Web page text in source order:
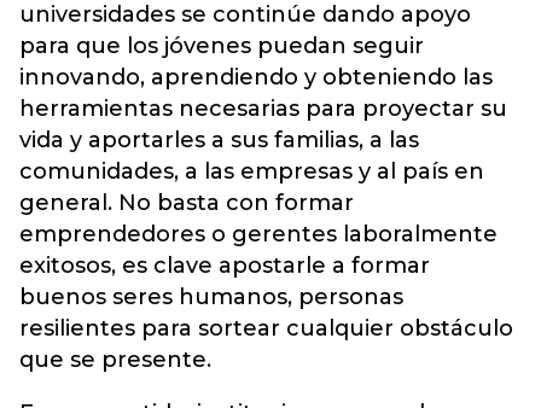
universidades se continúe dando apoyo
para que los jóvenes puedan seguir
innovando, aprendiendo y obteniendo las
herramientas necesarias para proyectar su
vida y aportarles a sus familias, a las
comunidades, a las empresas y al país en
general. No basta con formar
emprendedores o gerentes laboralmente
exitosos, es clave apostarle a formar
buenos seres humanos, personas
resilientes para sortear cualquier obstáculo
que se presente.